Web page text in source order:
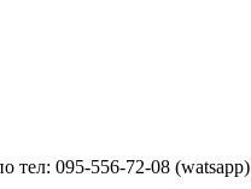
тел: 095-556-72-08 (watsapp)